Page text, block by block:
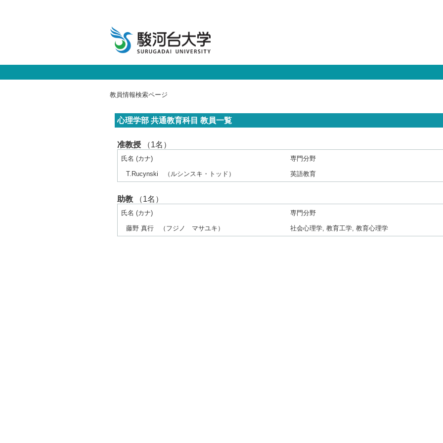
教員情報検索ページ
心理学部 共通教育科目 教員一覧
准教授 （1名）
氏名 (カナ) 専門分野
T.Rucynski （ルシンスキ・トッド） 英語教育
助教 （1名）
氏名 (カナ) 専門分野
藤野 真行 （フジノ マサユキ） 社会心理学, 教育工学, 教育心理学